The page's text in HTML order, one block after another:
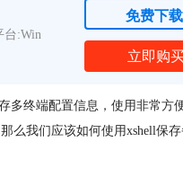
台:Win
免费下载
立即购
多终端配置信息，使用非常方便
么我们应该如何使用xshell保